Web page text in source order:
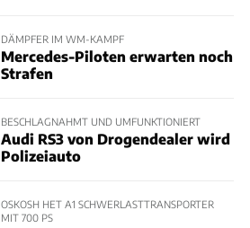
DÄMPFER IM WM-KAMPF
Mercedes-Piloten erwarten noch
Strafen
BESCHLAGNAHMT UND UMFUNKTIONIERT
Audi RS3 von Drogendealer wird
Polizeiauto
OSKOSH HET A1 SCHWERLASTTRANSPORTER
MIT 700 PS